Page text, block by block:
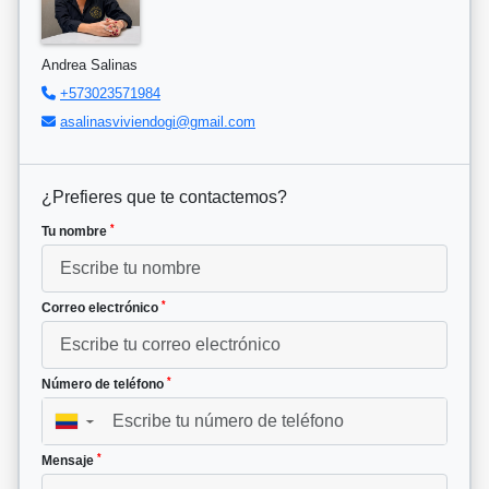
Andrea Salinas
+573023571984
asalinasviviendogi@gmail.com
¿Prefieres que te contactemos?
Tu nombre *
Correo electrónico *
Número de teléfono *
▼
Mensaje *